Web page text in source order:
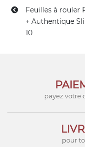
Feuilles à rouler
+ Authentique
10
payez votre
pour